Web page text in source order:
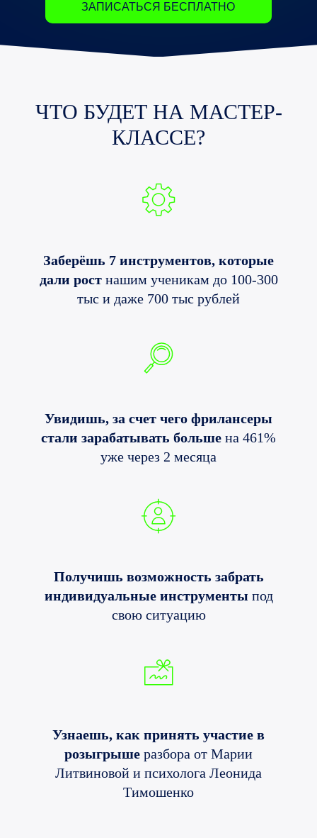
ЗАПИСАТЬСЯ БЕСПЛАТНО
ЧТО БУДЕТ НА МАСТЕР-
КЛАССЕ?
Заберёшь 7 инструментов, которые
дали ростнашим ученикам до 100-300
тыс и даже 700 тыс рублей
Увидишь, за счет чего фрилансеры
стали зарабатывать больше на 461%
уже через 2 месяца
Получишь возможность забрать
индивидуальные инструменты под
свою ситуацию
Узнаешь, как принять участие в
розыгрыше разбора от Марии
Литвиновой и психолога Леонида
Тимошенко